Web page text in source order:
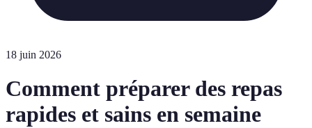
18 juin 2026
Comment préparer des repas
rapides et sains en semaine